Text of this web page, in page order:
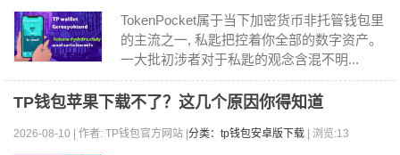
TokenPocket属于当下加密货币非托管钱包里
的主流之一, 私匙把控着你全部的数字资产。
一大批初涉者对于私匙的观念含混不明...
TP钱包苹果下载不了？这几个原因你得知道
2026-08-10 | 作者: TP钱包官方网站 | 分类：tp钱包安卓版下载 | 浏览:13